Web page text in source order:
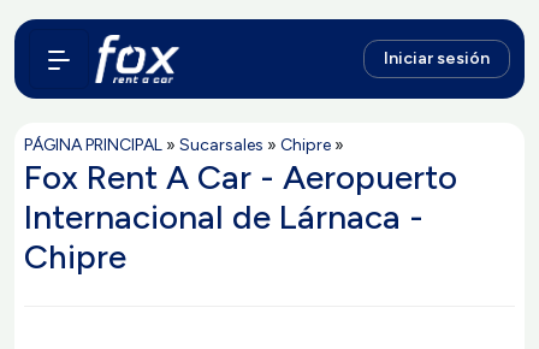
Iniciar sesión
PÁGINA PRINCIPAL » Sucarsales » Chipre »
Fox Rent A Car - Aeropuerto
Internacional de Lárnaca -
Chipre